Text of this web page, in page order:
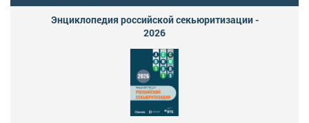
Энциклопедия российской секьюритизации -
2026